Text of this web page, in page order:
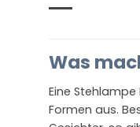
Was
Eine
Formen aus.